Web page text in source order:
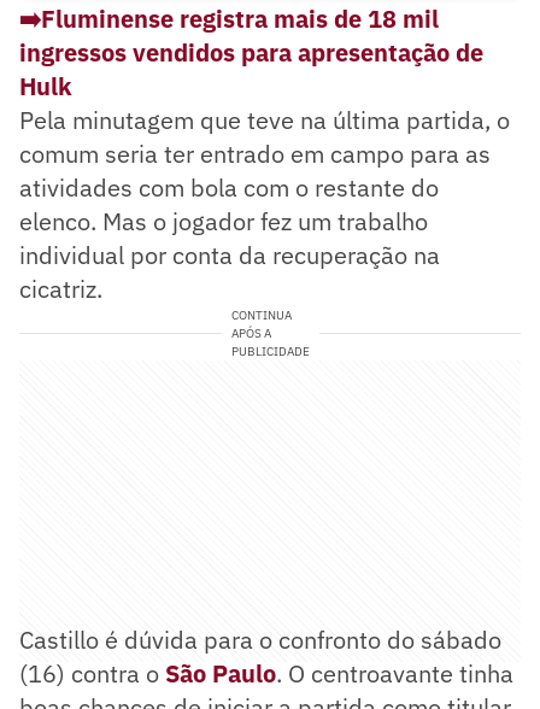
➡️Fluminense registra mais de 18 mil
ingressos vendidos para apresentação de
Hulk
Pela minutagem que teve na última partida, o
comum seria ter entrado em campo para as
atividades com bola com o restante do
elenco. Mas o jogador fez um trabalho
individual por conta da recuperação na
cicatriz.
CONTINUA
APÓS A
PUBLICIDADE
Castillo é dúvida para o confronto do sábado
(16) contra o São Paulo. O centroavante tinha